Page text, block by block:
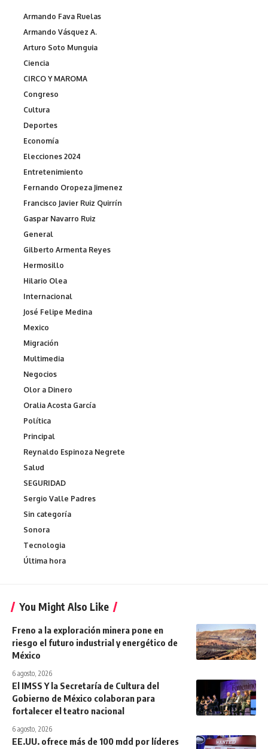
Armando Fava Ruelas
Armando Vásquez A.
Arturo Soto Munguia
Ciencia
CIRCO Y MAROMA
Congreso
Cultura
Deportes
Economía
Elecciones 2024
Entretenimiento
Fernando Oropeza Jimenez
Francisco Javier Ruiz Quirrín
Gaspar Navarro Ruiz
General
Gilberto Armenta Reyes
Hermosillo
Hilario Olea
Internacional
José Felipe Medina
Mexico
Migración
Multimedia
Negocios
Olor a Dinero
Oralia Acosta García
Política
Principal
Reynaldo Espinoza Negrete
Salud
SEGURIDAD
Sergio Valle Padres
Sin categoría
Sonora
Tecnologia
Última hora
You Might Also Like
Freno a la exploración minera pone en
riesgo el futuro industrial y energético de
México
6 agosto, 2026
El IMSS Y la Secretaría de Cultura del
Gobierno de México colaboran para
fortalecer el teatro nacional
6 agosto, 2026
EE.UU. ofrece más de 100 mdd por líderes